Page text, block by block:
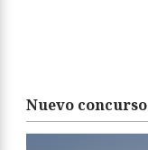
Nuevo concurso